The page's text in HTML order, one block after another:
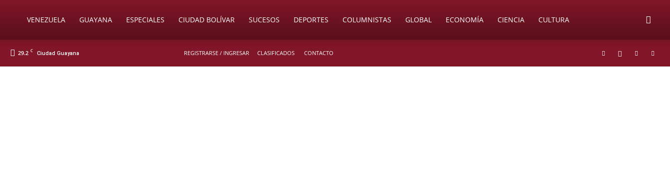
SoyVENEZUELA GUAYANA ESPECIALES CIUDAD BOLÍVAR SUCESOS DEPORTES COLUMNISTAS GLOBAL ECONOMÍA CIENCIA CULTURA
29.2 C Ciudad Guayana REGISTRARSE / INGRESAR CLASIFICADOS CONTACTO